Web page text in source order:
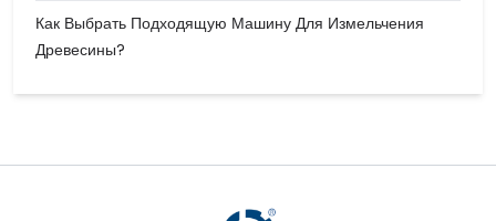
Как Выбрать Подходящую Машину Для Измельчения
Древесины?